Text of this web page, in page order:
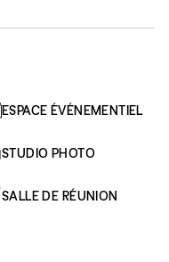
ESPACE ÉVÉNEMENTIEL
STUDIO PHOTO
SALLE DE RÉUNION